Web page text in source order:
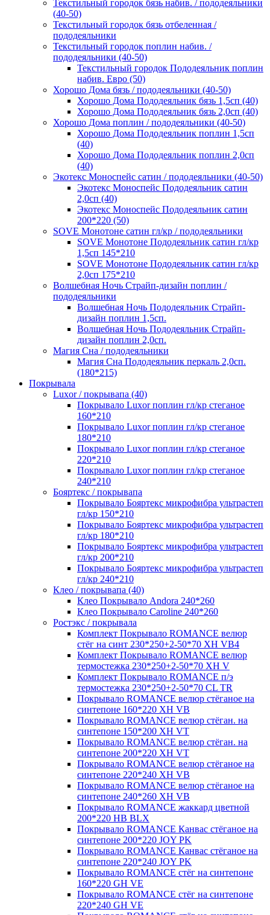
Текстильный городок бязь набив. / пододеяльники
(40-50)
Текстильный городок бязь отбеленная /
пододеяльники
Текстильный городок поплин набив. /
пододеяльники (40-50)
Текстильный городок Пододеяльник поплин
набив. Евро (50)
Хорошо Дома бязь / пододеяльники (40-50)
Хорошо Дома Пододеяльник бязь 1,5сп (40)
Хорошо Дома Пододеяльник бязь 2,0сп (40)
Хорошо Дома поплин / пододеяльники (40-50)
Хорошо Дома Пододеяльник поплин 1,5сп
(40)
Хорошо Дома Пододеяльник поплин 2,0сп
(40)
Экотекс Моноспейс сатин / пододеяльники (40-50)
Экотекс Моноспейс Пододеяльник сатин
2,0сп (40)
Экотекс Моноспейс Пододеяльник сатин
200*220 (50)
SOVE Монотоне сатин гл/кр / пододеяльники
SOVE Монотоне Пододеяльник сатин гл/кр
1,5сп 145*210
SOVE Монотоне Пододеяльник сатин гл/кр
2,0сп 175*210
Волшебная Ночь Страйп-дизайн поплин /
пододеяльники
Волшебная Ночь Пододеяльник Страйп-
дизайн поплин 1,5сп.
Волшебная Ночь Пододеяльник Страйп-
дизайн поплин 2,0сп.
Магия Сна / пододеяльники
Магия Сна Пододеяльник перкаль 2,0сп.
(180*215)
Покрывала
Luxor / покрывапа (40)
Покрывало Luxor поплин гл/кр стеганое
160*210
Покрывало Luxor поплин гл/кр стеганое
180*210
Покрывало Luxor поплин гл/кр стеганое
220*210
Покрывало Luxor поплин гл/кр стеганое
240*210
Бояртекс / покрывапа
Покрывало Бояртекс микрофибра ультрастеп
гл/кр 150*210
Покрывало Бояртекс микрофибра ультрастеп
гл/кр 180*210
Покрывало Бояртекс микрофибра ультрастеп
гл/кр 200*210
Покрывало Бояртекс микрофибра ультрастеп
гл/кр 240*210
Клео / покрывапа (40)
Клео Покрывало Andora 240*260
Клео Покрывало Caroline 240*260
Ростэкс / покрывала
Комплект Покрывало ROMANCE велюр
стёг на синт 230*250+2-50*70 XH VB4
Комплект Покрывало ROMANCE велюр
термостежка 230*250+2-50*70 XH V
Комплект Покрывало ROMANCE п/э
термостежка 230*250+2-50*70 CL TR
Покрывало ROMANCE велюр стёганое на
синтепоне 160*220 XH VB
Покрывало ROMANCE велюр стёган. на
синтепоне 150*200 XH VT
Покрывало ROMANCE велюр стёган. на
синтепоне 200*220 XH VT
Покрывало ROMANCE велюр стёганое на
синтепоне 220*240 XH VB
Покрывало ROMANCE велюр стёганое на
синтепоне 240*260 XH VB
Покрывало ROMANCE жаккард цветной
200*220 HB BLX
Покрывало ROMANCE Канвас стёганое на
синтепоне 200*220 JOY PK
Покрывало ROMANCE Канвас стёганое на
синтепоне 220*240 JOY PK
Покрывало ROMANCE стёг на синтепоне
160*220 GH VE
Покрывало ROMANCE стёг на синтепоне
220*240 GH VE